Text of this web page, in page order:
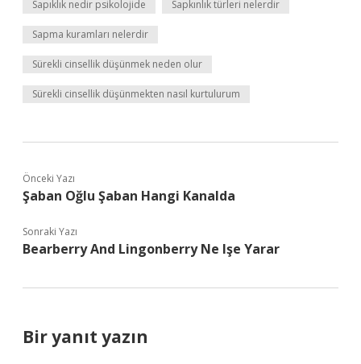
Sapıklık nedir psikolojide Sapkınlık türleri nelerdir
Sapma kuramları nelerdir
Sürekli cinsellik düşünmek neden olur
Sürekli cinsellik düşünmekten nasıl kurtulurum
Önceki Yazı
Şaban Oğlu Şaban Hangi Kanalda
Sonraki Yazı
Bearberry And Lingonberry Ne Işe Yarar
Bir yanıt yazın